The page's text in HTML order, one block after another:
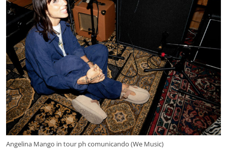
Angelina Mango in tour ph comunicando (We Music)